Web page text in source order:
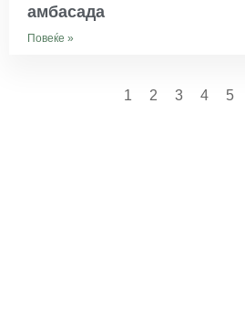
амбасада
Повеќе »
1 2 3 4 5